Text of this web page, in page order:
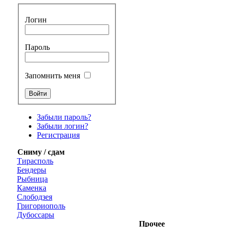
Логин
Пароль
Запомнить меня
Забыли пароль?
Забыли логин?
Регистрация
Сниму / сдам
Тирасполь
Бендеры
Рыбница
Каменка
Слободзея
Григориополь
Дубоссары
Прочее